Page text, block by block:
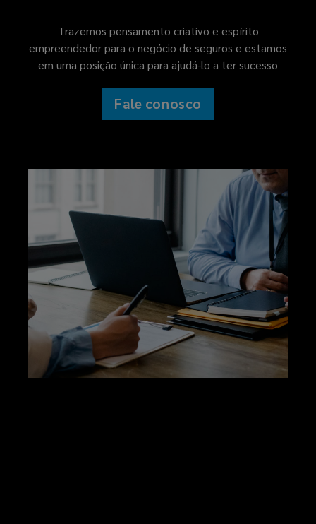
Trazemos pensamento criativo e espírito
empreendedor para o negócio de seguros e estamos
em uma posição única para ajudá-lo a ter sucesso
Fale conosco